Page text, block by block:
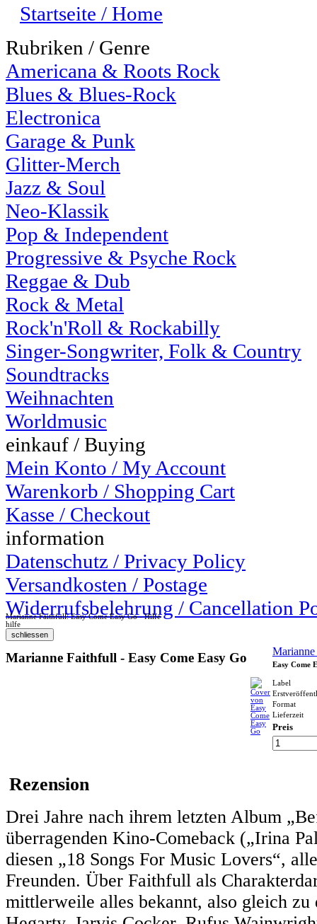
Startseite / Home
Rubriken / Genre
Americana & Roots Rock
Blues & Blues-Rock
Electronica
Garage & Punk
Glitter-Merch
Jazz & Soul
Neo-Klassik
Pop & Independent
Progressive & Psyche Rock
Reggae & Dub
Rock & Metal
Rock'n'Roll & Rockabilly
Singer-Songwriter, Folk & Country
Soundtracks
Weihnachten
Worldmusic
einkauf / Buying
Mein Konto / My Account
Warenkorb / Shopping Cart
Kasse / Checkout
information
Datenschutz / Privacy Policy
Versandkosten / Postage
Widerrufsbelehrung / Cancellation
Marianne Faithfull: Easy Come Easy Go - Hilfe
hilfe
Marianne Faithfull - Easy Come Easy Go Easy Come
Label
Format
Lieferzeit
Preis
Rezension
Drei Jahre nach ihrem letzten Album
überragenden Kino-Comeback („Irina
diesen „18 Songs For Music Lovers“,
Freunden. Über Faithfull als
mittlerweile alles bekannt, also gleich